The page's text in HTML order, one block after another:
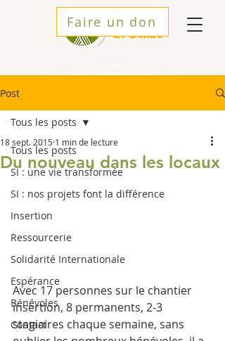
Faire un don
Post
Tous les posts
SI : une vie transformée
SI : nos projets font la différence
Insertion
Ressourcerie
Solidarité Internationale
Espérance
Bénévoles
Contact
Tous les posts
Du nouveau dans les locaux
18 sept. 2015 1 min de lecture
Avec 17 personnes sur le chantier
insertion, 8 permanents, 2-3
stagiaires chaque semaine, sans